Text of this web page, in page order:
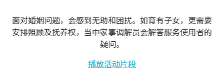
面对婚姻问题，会感到无助和困扰。如育有子女，更需要
安排照顾及抚养权，当中家事调解员会解答服务使用者的
疑问。
播放活动片段